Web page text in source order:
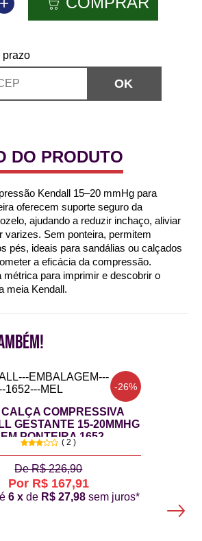
prazo
DO PRODUTO
CALÇA COMPRESSIVA
GESTANTE 15-20MMHG
PONTEIRA 1652
( 2 )
De R$ 226,90
Por R$ 167,91
6 xde R$ 27,98sem juros*
-26%